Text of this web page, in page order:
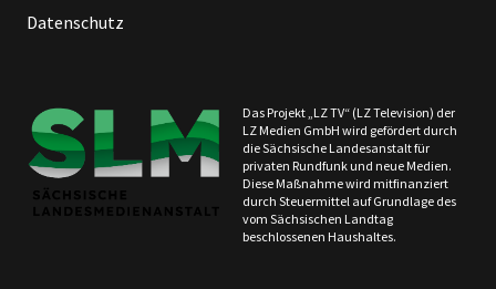
Datenschutz
Das Projekt „LZ TV“ (LZ Television) der
LZ Medien GmbH wird gefördert durch
die Sächsische Landesanstalt für
privaten Rundfunk und neue Medien.
Diese Maßnahme wird mitfinanziert
durch Steuermittel auf Grundlage des
vom Sächsischen Landtag
beschlossenen Haushaltes.